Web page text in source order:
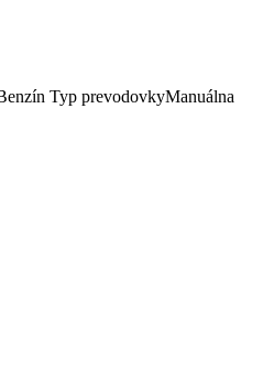
Typ prevodovkyManuálna